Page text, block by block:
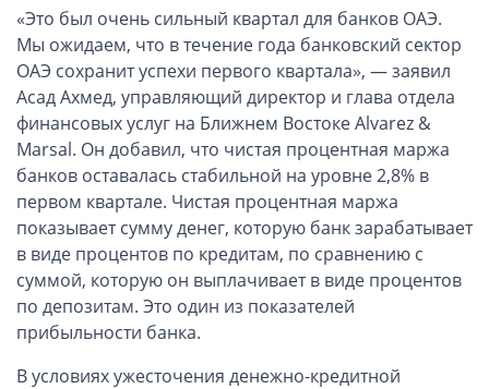
Платежная система Маврикия
Платежная система Казахстана
ОАЭ, Дубай (компания и счёт)
ОАЭ, Аджман (компания и счёт)
Оффшоры в Панаме
Оффшоры на Сейшелах
Турция (компания и счёт)
Счёт и карта в Турции для физлиц
Cчёт в Турции для компании
Счёт и карта в Киргизии для физлиц
Гражданство Вануату
Гражданство Сьерра-Леоне
«Это был очень сильный квартал для банков ОАЭ.
Мы ожидаем, что в течение года банковский сектор
ОАЭ сохранит успехи первого квартала», — заявил
Асад Ахмед, управляющий директор и глава отдела
финансовых услуг на Ближнем Востоке Alvarez &
Marsal. Он добавил, что чистая процентная маржа
банков оставалась стабильной на уровне 2,8% в
первом квартале. Чистая процентная маржа
показывает сумму денег, которую банк зарабатывает
в виде процентов по кредитам, по сравнению с
суммой, которую он выплачивает в виде процентов
по депозитам. Это один из показателей
прибыльности банка.
В условиях ужесточения денежно-кредитной